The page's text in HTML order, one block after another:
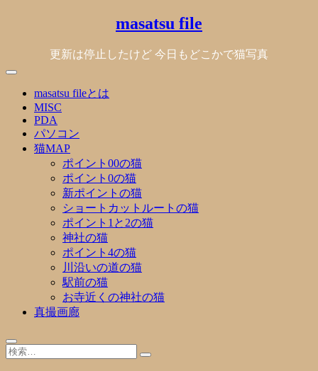
masatsu file
更新は停止したけど 今日もどこかで猫写真
masatsu fileとは
MISC
PDA
パソコン
猫MAP
ポイント00の猫
ポイント0の猫
新ポイントの猫
ショートカットルートの猫
ポイント1と2の猫
神社の猫
ポイント4の猫
川沿いの道の猫
駅前の猫
お寺近くの神社の猫
真撮画廊